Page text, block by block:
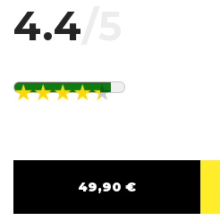
4.4
49,90 €